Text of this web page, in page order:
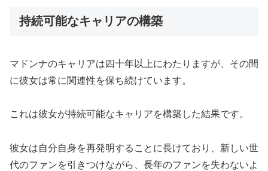
持続可能なキャリアの構築
マドンナのキャリアは四十年以上にわたりますが、その間
に彼女は常に関連性を保ち続けています。
これは彼女が持続可能なキャリアを構築した結果です。
彼女は自分自身を再発明することに長けており、新しい世
代のファンを引きつけながら、長年のファンを失わないよ